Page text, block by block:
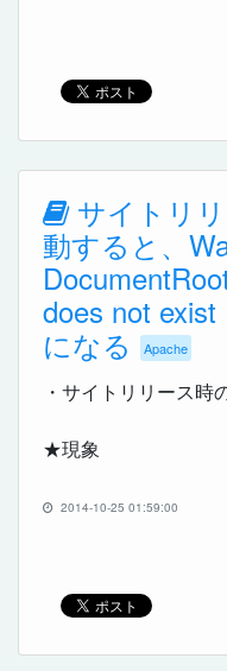
サイトリ
動すると、
does not
になる
Apache
・サイトリリース時
★現象
2014-10-25 01:59:00